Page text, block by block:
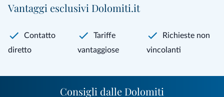
Vantaggi esclusivi Dolomiti.it
Contatto
diretto
Tariffe
vantaggiose
Richieste non
vincolanti
Consigli dalle Dolomiti